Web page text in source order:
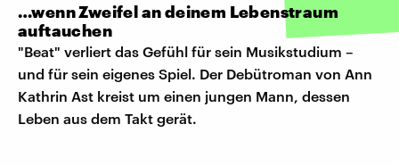
…wenn Zweifel an deinem Lebenstraum
auftauchen
"Beat" verliert das Gefühl für sein Musikstudium –
und für sein eigenes Spiel. Der Debütroman von Ann
Kathrin Ast kreist um einen jungen Mann, dessen
Leben aus dem Takt gerät.